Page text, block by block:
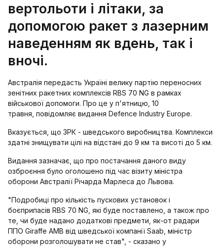
вертольоти і літаки, за
допомогою ракет з лазерним
наведенням як вдень, так і
вночі.
Австралія передасть Україні велику партію переносних
зенітних ракетних комплексів RBS 70 NG в рамках
військової допомоги. Про це у п'ятницю, 10
травня, повідомляє видання Defence Industry Europe.
Вказується, що ЗРК - шведського виробництва. Комплекси
здатні знищувати цілі на відстані до 9 км та висоті до 5 км.
Видання зазначає, що про постачання даного виду
озброєння було оголошено під час візиту міністра
оборони Австралії Річарда Марлеса до Львова.
"Подробиці про кількість пускових установок і
боєприпасів RBS 70 NG, які буде поставлено, а також про
те, чи буде надано додаткові предмети, як-от радари
ППО Giraffe AMB від шведської компанії Saab, міністр
оборони розголошувати не став", - сказано у